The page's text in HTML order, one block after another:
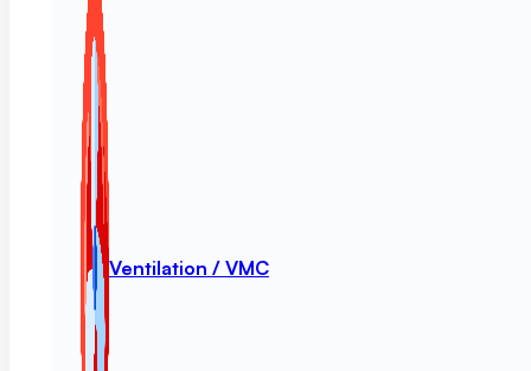
Ventilation / VMC